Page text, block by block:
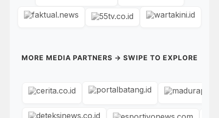
MORE MEDIA PARTNERS → SWIPE TO EXPLORE